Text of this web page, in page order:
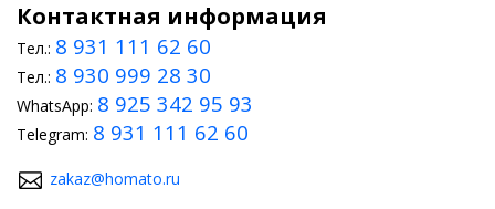
атмосферу. Специальный уплотнитель повысит шумоизоляцию.
Контактная информация
Тел.: 8 931 111 62 60
Тел.: 8 930 999 28 30
WhatsApp: 8 925 342 95 93
Telegram: 8 931 111 62 60
zakaz@homato.ru